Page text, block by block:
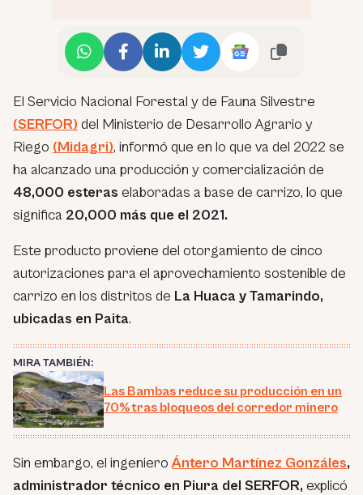
El Servicio Nacional Forestal y de Fauna Silvestre
(SERFOR) del Ministerio de Desarrollo Agrario y
Riego (Midagri), informó que en lo que va del 2022 se
ha alcanzado una producción y comercialización de
48,000 esteras elaboradas a base de carrizo, lo que
significa 20,000 más que el 2021.
Este producto proviene del otorgamiento de cinco
autorizaciones para el aprovechamiento sostenible de
carrizo en los distritos de La Huaca y Tamarindo,
ubicadas en Paita.
MIRA TAMBIÉN:
Las Bambas reduce su producción en un
70% tras bloqueos del corredor minero
Sin embargo, el ingenieroÁntero Martínez Gonzáles,
administrador técnico en Piura del SERFOR, explicó